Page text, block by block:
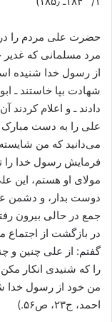
حضرت علی مردم را در
مرد مسلمانی که غدیر
از رسول خدا شنیده
شهادت بپا خاستند ـ
دادند ـ و اعلام
علی را به دست
می‌دانید که من
فرمایش رسول خدا
مولای او هستم، این
دوست بدار، و دشمن
جمع در حالی بیرون
در بازگشت از اجتماع
گفتم: از علی چنین و
را که شنیدی انکار
من خود از رسول خدا
احمد، ج۲۳، ص۵۶.)